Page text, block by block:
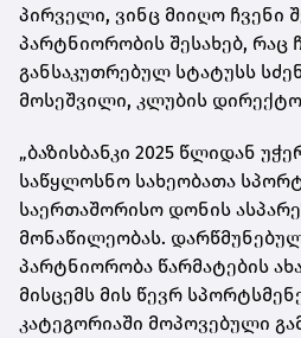
პირველი, ვინც მიიღო ჩვენი
პარტნიორობის შესახებ, რაც
განსაკუთრებულ სტატუსს
მოსეშვილი, კლუბის
„ბაზისბანკი 2025 წლიდან
საწყლოსნო სახეობათა
საერთაშორისო დონის
მონაწილეობას.
პარტნიორობა წარმატების
მისცემს მის წევრ
კატეგორიაში მოპოვებული